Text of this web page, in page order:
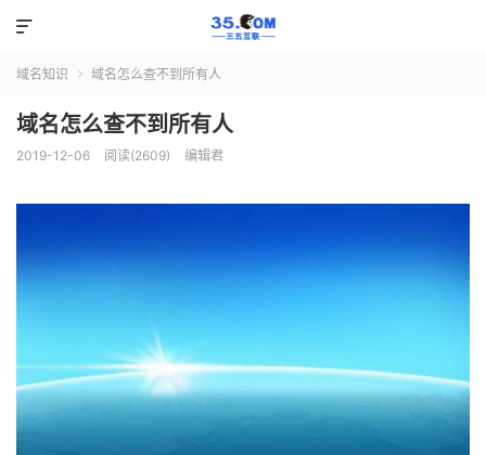

域名知识  域名怎么查不到所有人
域名怎么查不到所有人
2019-12-06 阅读(2609) 编辑君